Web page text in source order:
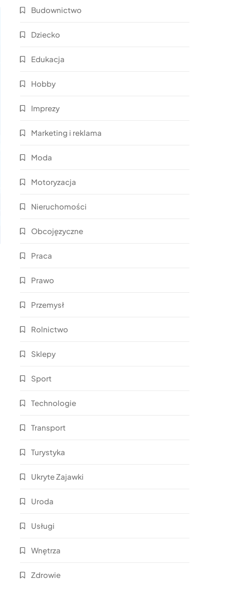
Budownictwo
Dziecko
Edukacja
Hobby
Imprezy
Marketing i reklama
Moda
Motoryzacja
Nieruchomości
Obcojęzyczne
Praca
Prawo
Przemysł
Rolnictwo
Sklepy
Sport
Technologie
Transport
Turystyka
Ukryte Zajawki
Uroda
Usługi
Wnętrza
Zdrowie